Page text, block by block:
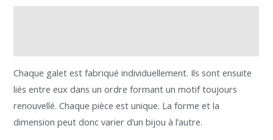
Chaque galet est fabriqué individuellement. Ils sont ensuite
liés entre eux dans un ordre formant un motif toujours
renouvellé. Chaque pièce est unique. La forme et la
dimension peut donc varier d’un bijou à l’autre.